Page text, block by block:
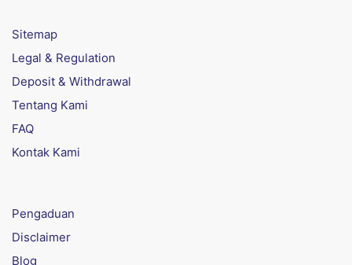
Sitemap
Legal & Regulation
Deposit & Withdrawal
Tentang Kami
FAQ
Kontak Kami
Pengaduan
Disclaimer
Blog